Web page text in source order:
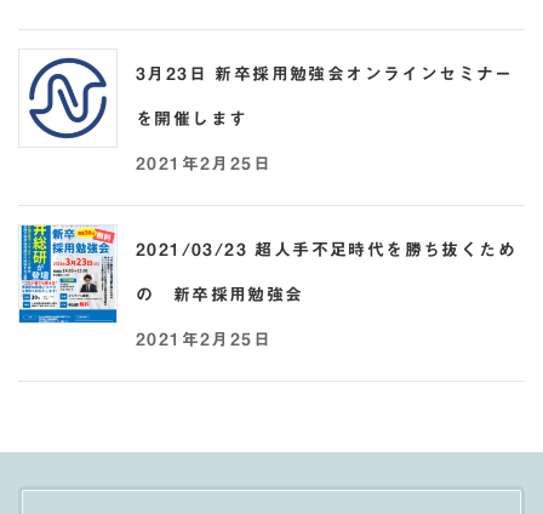
3月23日 新卒採用勉強会オンラインセミナー
を開催します
2021年2月25日
2021/03/23 超人手不足時代を勝ち抜くため
の 新卒採用勉強会
2021年2月25日